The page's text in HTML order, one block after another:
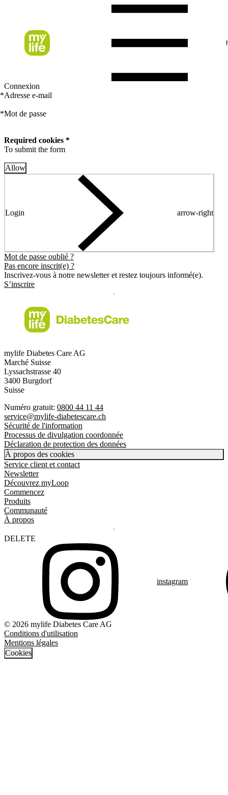
Connexion
*Adresse e-mail
*Mot de passe
Required cookies *
To submit the form
Allow
Login arrow-right
Mot de passe oublié ?
Pas encore inscrit(e) ?
Inscrivez-vous à notre newsletter et restez toujours informé(e).
S’inscrire
mylife Diabetes Care AG
Marché Suisse
Lyssachstrasse 40
3400 Burgdorf
Suisse
Numéro gratuit: 0800 44 11 44
service@mylife-diabetescare.ch
Sécurité de l'information
Processus de divulgation coordonnée
Déclaration de protection des données
À propos des cookies
Service client et contact
Newsletter
Découvrez myLoop
Commencez
Produits
Communauté
À propos
DELETE
instagram
© 2026 mylife Diabetes Care AG
Conditions d'utilisation
Mentions légales
Cookies